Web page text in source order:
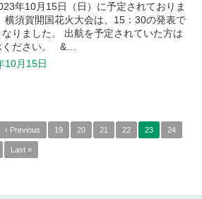
年10月15日（日）に予定されておりま
横須賀開国花火大会は、15：30の発表で
りました。 出航を予定されていた方は
ください。 &…
10月15日
‹ Previous 19 20 21 22 23 24
Last »